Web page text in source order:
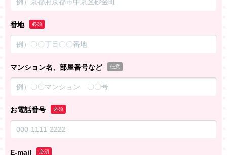
番地 必須
マンション名、部屋番号など 任意
お電話番号 必須
E-mail 必須